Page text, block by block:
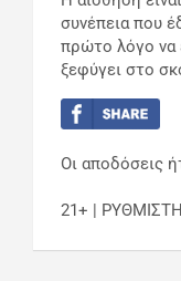
συνέπεια που
πρώτο λόγο να
ξεφύγει στο
Οι αποδόσεις
21+ |